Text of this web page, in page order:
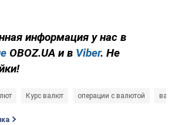
информация у нас в
OBOZ.UA и в Viber. Не
Курс валют операции с валютой